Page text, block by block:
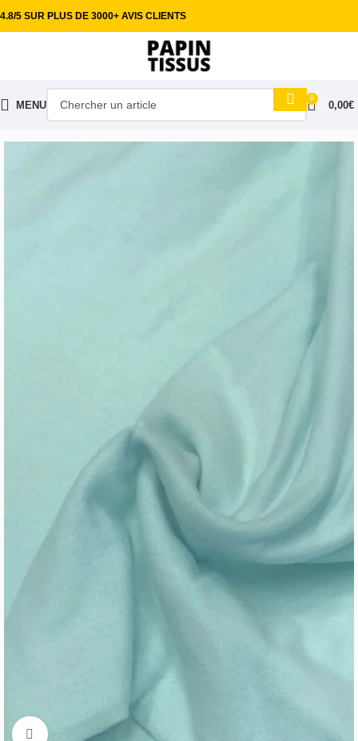
4.8/5 SUR PLUS DE 3000+ AVIS CLIENTS
MENU
0
0,00€
Cliquez pour aggrandir